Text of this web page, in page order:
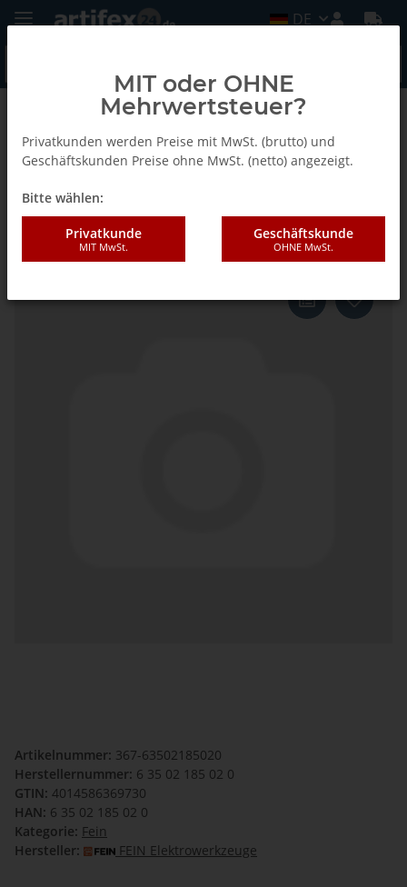
DE
Zurück zur Liste Fein
Fein E-Cut Long-Life Sägebl. 5er
Pack
Artikelnummer: 367-63502185020
Herstellernummer: 6 35 02 185 02 0
GTIN: 4014586369730
HAN: 6 35 02 185 02 0
Kategorie: Fein
Hersteller:
FEIN Elektrowerkzeuge
MIT oder OHNE
Mehrwertsteuer?
Privatkunden werden Preise mit MwSt. (brutto) und
Geschäftskunden Preise ohne MwSt. (netto) angezeigt.
Bitte wählen:
Privatkunde
MIT MwSt.
Geschäftskunde
OHNE MwSt.